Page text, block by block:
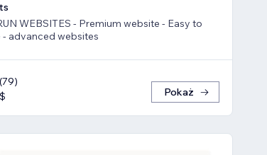
WEBSITES - Premium website - Easy to
- advanced websites
(79)
Pokaż